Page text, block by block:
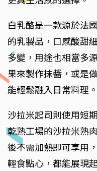
白乳酪是一款源於法
的乳製品，口感酸甜
多變，用途也相當多
果來製作抹醬，或是
能輕鬆融入日常料理。
沙拉米起司則使用短
乾熟工場的沙拉米熟
後不需加熱即可享用
輕食點心，都能展現